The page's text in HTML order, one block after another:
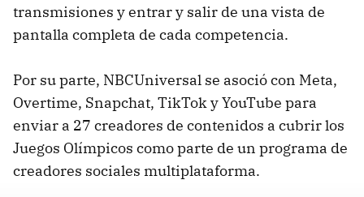
transmisiones y entrar y salir de una vista de
pantalla completa de cada competencia.
Por su parte, NBCUniversal se asoció con Meta,
Overtime, Snapchat, TikTok y YouTube para
enviar a 27 creadores de contenidos a cubrir los
Juegos Olímpicos como parte de un programa de
creadores sociales multiplataforma.